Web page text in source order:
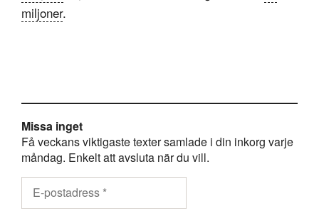
miljoner.
Missa inget
Få veckans viktigaste texter samlade i din inkorg varje
måndag. Enkelt att avsluta när du vill.